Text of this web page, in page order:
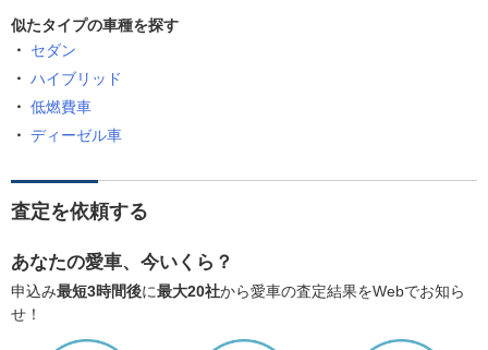
似たタイプの車種を探す
セダン
ハイブリッド
低燃費車
ディーゼル車
査定を依頼する
あなたの愛車、今いくら？
申込み最短3時間後に最大20社から愛車の査定結果をWebでお知ら
せ！